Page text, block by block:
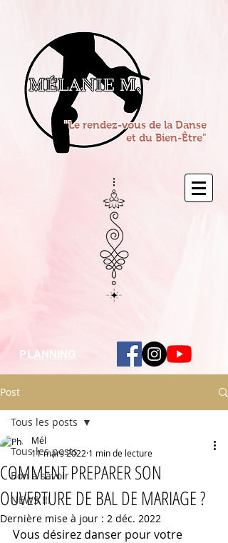
''Le rendez-vous de la Danse
et du Bien-Être"
PLANNING
Post
Tous les posts
Bon à savoir
NEWS !!!
Tous les posts
COMMENT PREPARER SON
OUVERTURE DE BAL DE MARIAGE ?
Mél
11 mars 2022 1 min de lecture
Dernière mise à jour : 2 déc. 2022
Vous désirez danser pour votre